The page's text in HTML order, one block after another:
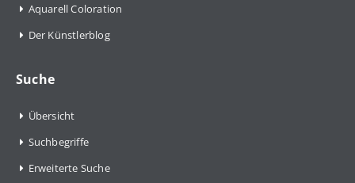
Aquarell Coloration
Der Künstlerblog
Suche
Übersicht
Suchbegriffe
Erweiterte Suche